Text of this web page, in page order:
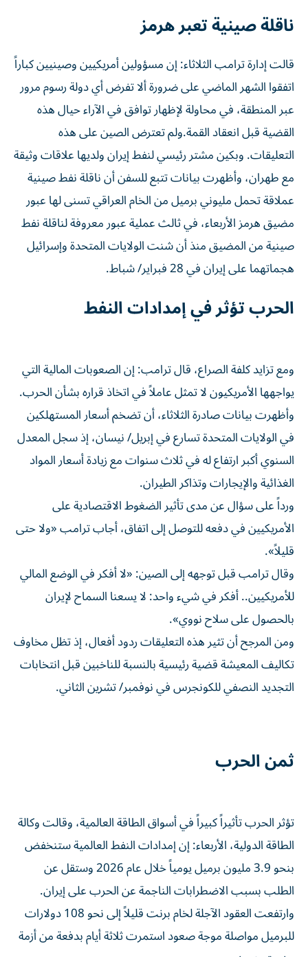
ناقلة صينية تعبر هرمز
قالت إدارة ترامب الثلاثاء: إن مسؤولين أمريكيين وصينيين كباراً
اتفقوا الشهر الماضي على ضرورة ألا تفرض أي دولة رسوم ​مرور
عبر المنطقة، في محاولة لإظهار توافق في الآراء حيال هذه
القضية قبل انعقاد القمة.ولم تعترض الصين على هذه
التعليقات. وبكين مشتر رئيسي لنفط إيران ولديها ‌علاقات وثيقة
مع طهران، وأظهرت بيانات تتبع للسفن أن ناقلة نفط صينية
عملاقة تحمل مليوني برميل من الخام العراقي تسنى لها عبور
مضيق هرمز الأربعاء، في ثالث عملية عبور معروفة لناقلة نفط
صينية من المضيق منذ أن شنت الولايات المتحدة وإسرائيل
هجماتهما على إيران في 28 فبراير/ شباط.
الحرب تؤثر في إمدادات النفط
ومع تزايد كلفة الصراع، قال ترامب: إن الصعوبات المالية التي
يواجهها الأمريكيون لا تمثل عاملاً في اتخاذ قراره بشأن الحرب.
وأظهرت بيانات صادرة الثلاثاء، أن تضخم أسعار المستهلكين
في الولايات المتحدة تسارع في إبريل/ نيسان، إذ سجل المعدل
السنوي أكبر ارتفاع له في ​ثلاث سنوات مع ‌زيادة أسعار المواد
الغذائية والإيجارات وتذاكر الطيران.
ورداً على سؤال عن مدى تأثير الضغوط الاقتصادية على
الأمريكيين في دفعه للتوصل إلى اتفاق، أجاب ترامب «ولا حتى
قليلاً».
وقال ترامب قبل توجهه ‌إلى الصين: «لا أفكر في الوضع المالي
للأمريكيين.. أفكر في شيء واحد: لا يسعنا السماح لإيران
بالحصول على سلاح نووي».
ومن المرجح أن تثير هذه التعليقات ردود أفعال، إذ تظل مخاوف
تكاليف المعيشة قضية رئيسية بالنسبة للناخبين قبل انتخابات
التجديد النصفي للكونجرس في نوفمبر/ تشرين الثاني.
ثمن الحرب
تؤثر الحرب تأثيراً كبيراً في أسواق الطاقة العالمية، وقالت وكالة
الطاقة الدولية، الأربعاء: إن ‌إمدادات النفط العالمية ستنخفض
بنحو 3.9 ‌مليون برميل يومياً خلال عام 2026 وستقل عن
الطلب بسبب الاضطرابات الناجمة عن الحرب ⁠على إيران.
وارتفعت العقود الآجلة لخام برنت قليلاً إلى نحو 108 دولارات
للبرميل مواصلة ‌موجة صعود استمرت ثلاثة أيام بدفعة من أزمة